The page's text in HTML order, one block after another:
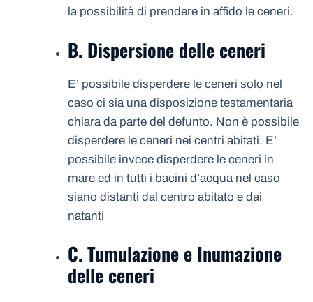
la possibilità di prendere in affido le ceneri.
B. Dispersione delle ceneri
E’ possibile disperdere le ceneri solo nel
caso ci sia una disposizione testamentaria
chiara da parte del defunto. Non è possibile
disperdere le ceneri nei centri abitati. E’
possibile invece disperdere le ceneri in
mare ed in tutti i bacini d’acqua nel caso
siano distanti dal centro abitato e dai
natanti
C. Tumulazione e Inumazione
delle ceneri